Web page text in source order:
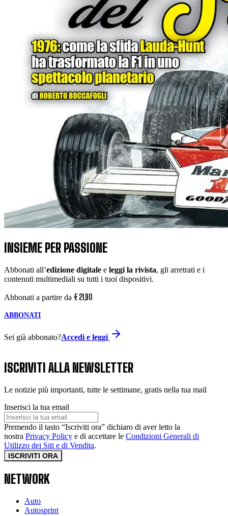
INSIEME PER PASSIONE
Abbonati all’edizione digitale e leggi la rivista, gli arretrati e i
contenuti multimediali su tutti i tuoi dispositivi.
Abbonati a partire da € 21,90
ABBONATI
Sei già abbonato?Accedi e leggi
ISCRIVITI ALLA NEWSLETTER
Le notizie più importanti, tutte le settimane, gratis nella tua mail
Inserisci la tua email
Premendo il tasto “Iscriviti ora” dichiaro di aver letto la
nostra Privacy Policy e di accettare le Condizioni Generali di
Utilizzo dei Siti e di Vendita.
ISCRIVITI ORA
NETWORK
Auto
Autosprint